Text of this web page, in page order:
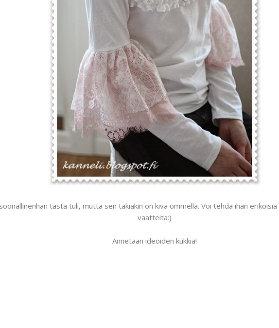
tästä tuli, mutta sen takiakin on kiva ommella. Voi tehdä ihan erikoisia
vaatteita:)
Annetaan ideoiden kukkia!